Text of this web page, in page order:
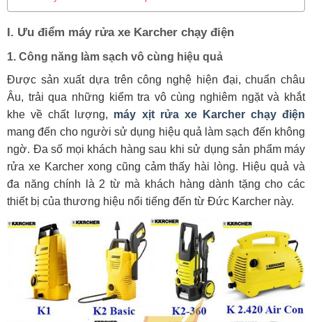
I. Ưu điểm máy rửa xe Karcher chạy điện
1. Công năng làm sạch vô cùng hiệu quả
Được sản xuất dựa trên công nghệ hiện đại, chuẩn châu
Âu, trải qua những kiểm tra vô cùng nghiêm ngặt và khắt
khe về chất lượng, máy xịt rửa xe Karcher chạy điện
mang đến cho người sử dụng hiệu quả làm sạch đến không
ngờ. Đa số mọi khách hàng sau khi sử dụng sản phẩm máy
rửa xe Karcher xong cũng cảm thấy hài lòng. Hiệu quả và
đa năng chính là 2 từ mà khách hàng dành tặng cho các
thiết bị của thương hiệu nổi tiếng đến từ Đức Karcher này.